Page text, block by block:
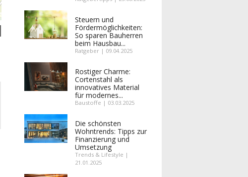
Steuern und
Fördermöglichkeiten:
So sparen Bauherren
beim Hausbau...
Ratgeber | 09.04.2025
Rostiger Charme:
Cortenstahl als
innovatives Material
für modernes...
Baustoffe | 03.03.2025
Die schönsten
Wohntrends: Tipps zur
Finanzierung und
Umsetzung
Trends & Lifestyle |
21.01.2025